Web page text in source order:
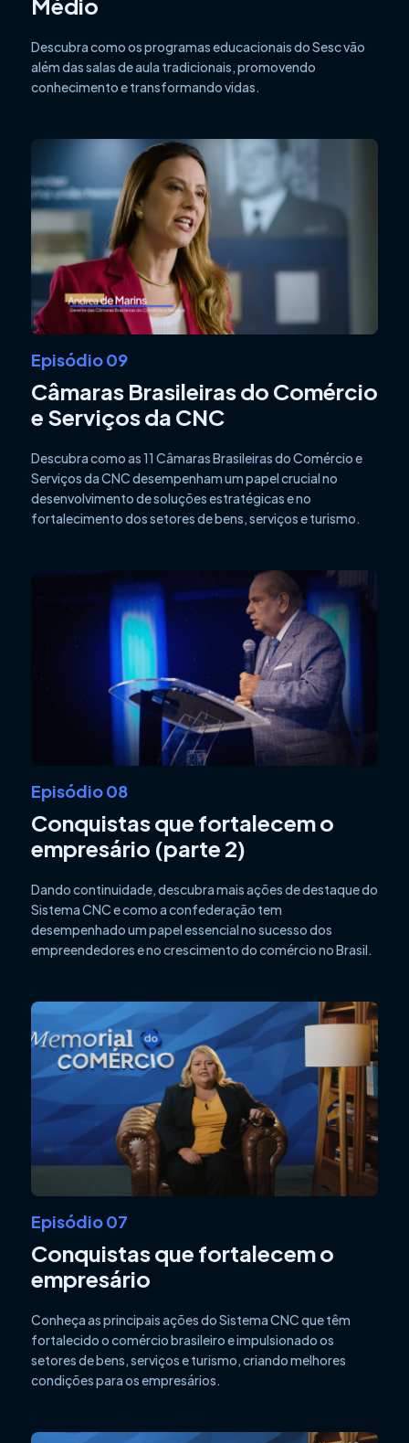
Médio
Descubra como os programas educacionais do Sesc vão
além das salas de aula tradicionais, promovendo
conhecimento e transformando vidas.
Episódio 09
Câmaras Brasileiras do Comércio
e Serviços da CNC
Descubra como as 11 Câmaras Brasileiras do Comércio e
Serviços da CNC desempenham um papel crucial no
desenvolvimento de soluções estratégicas e no
fortalecimento dos setores de bens, serviços e turismo.
Episódio 08
Conquistas que fortalecem o
empresário (parte 2)
Dando continuidade, descubra mais ações de destaque do
Sistema CNC e como a confederação tem
desempenhado um papel essencial no sucesso dos
empreendedores e no crescimento do comércio no Brasil.
Episódio 07
Conquistas que fortalecem o
empresário
Conheça as principais ações do Sistema CNC que têm
fortalecido o comércio brasileiro e impulsionado os
setores de bens, serviços e turismo, criando melhores
condições para os empresários.